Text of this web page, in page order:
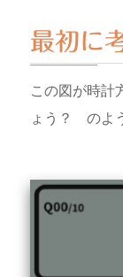
最初に
この図が時計
ょう？ のよ